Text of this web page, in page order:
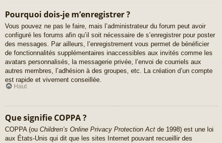
Pourquoi dois-je m’enregistrer ?
Vous pouvez ne pas le faire, mais l’administrateur du forum peut avoir
configuré les forums afin qu’il soit nécessaire de s’enregistrer pour poster
des messages. Par ailleurs, l’enregistrement vous permet de bénéficier
de fonctionnalités supplémentaires inaccessibles aux invités comme les
avatars personnalisés, la messagerie privée, l’envoi de courriels aux
autres membres, l’adhésion à des groupes, etc. La création d’un compte
est rapide et vivement conseillée.
Haut
Que signifie COPPA ?
COPPA (ou Children’s Online Privacy Protection Act de 1998) est une loi
aux États-Unis qui dit que les sites Internet pouvant recueillir des